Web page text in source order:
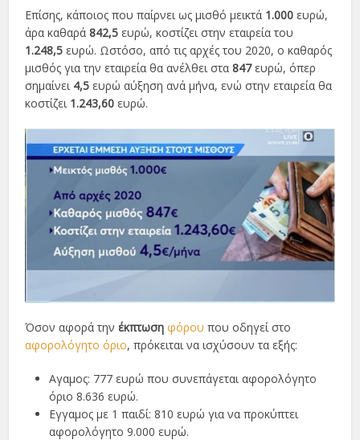
Επίσης, κάποιος που παίρνει ως μισθό μεικτά 1.000ευρώ,
άρα καθαρά 842,5ευρώ, κοστίζει στην εταιρεία του
1.248,5 ευρώ. Ωστόσο, από τις αρχές του 2020, ο καθαρός
μισθός για την εταιρεία θα ανέλθει στα 847ευρώ, όπερ
σημαίνει 4,5ευρώ αύξηση ανά μήνα, ενώ στην εταιρεία θα
κοστίζει 1.243,60ευρώ.
Όσον αφορά τηνέκπτωσηφόρουπου οδηγεί στο
αφορολόγητο όριο, πρόκειται να ισχύσουν τα εξής:
Αγαµος: 777 ευρώ που συνεπάγεται αφορολόγητο
όριο 8.636 ευρώ.
Εγγαµος µε 1 παιδί: 810 ευρώ για να προκύπτει
αφορολόγητο 9.000 ευρώ.